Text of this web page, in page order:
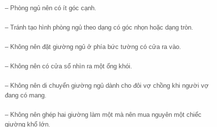
– Phòng ngủ nên có ít góc cạnh.
– Tránh tạo hình phòng ngủ theo dạng có góc nhọn hoặc dạng tròn.
– Không nên đặt giường ngủ ở phía bức tường có cửa ra vào.
– Không nên có cửa sổ nhìn ra một ống khói.
– Không nên di chuyển giường ngủ dành cho đôi vợ chồng khi người vợ
đang có mang.
– Không nên ghép hai giường làm một mà nên mua nguyên một chiếc
giường khổ lớn.